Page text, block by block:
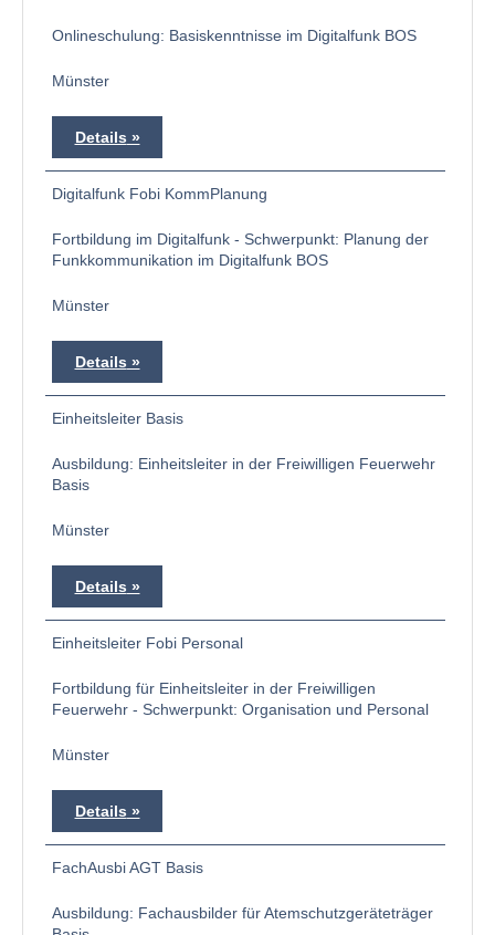
Onlineschulung: Basiskenntnisse im Digitalfunk BOS
Münster
Details
Digitalfunk Fobi KommPlanung
Fortbildung im Digitalfunk - Schwerpunkt: Planung der
Funkkommunikation im Digitalfunk BOS
Münster
Details
Einheitsleiter Basis
Ausbildung: Einheitsleiter in der Freiwilligen Feuerwehr
Basis
Münster
Details
Einheitsleiter Fobi Personal
Fortbildung für Einheitsleiter in der Freiwilligen
Feuerwehr - Schwerpunkt: Organisation und Personal
Münster
Details
FachAusbi AGT Basis
Ausbildung: Fachausbilder für Atemschutzgeräteträger